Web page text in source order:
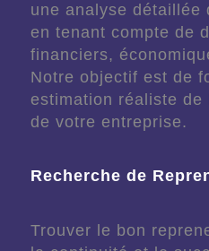
une analyse détaillée
en tenant compte de
financiers,
Notre objectif est de
estimation réaliste de
de votre entreprise.
Recherche de
Trouver le bon